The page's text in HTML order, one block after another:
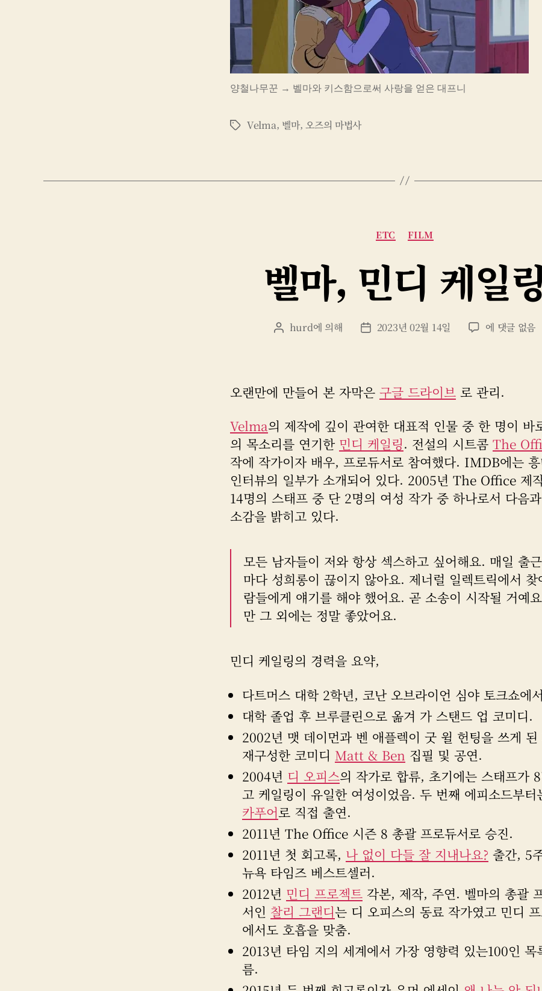
양철나무꾼 → 벨마와 키스함으로써 사랑을 얻은 대프니
태
Velma, 벨마,오즈의 마법사
카
테
리
ETC FILM
벨마, 민디 케일링
게
성
자
hurd에 의해
게
짜
2023년 02월 14일
벨
케
일
에 댓글 없음
오랜만에 만들어 본 자막은 구글 드라이브 로 관리.
Velma의 제작에 깊이 관여한 대표적 인물 중 한 명이 바
의 목소리를 연기한 민디 케일링. 전설의 시트콤 The
작에 작가이자 배우, 프로듀서로 참여했다. IMDB에는
인터뷰의 일부가 소개되어 있다. 2005년 The Office 제
14명의 스태프 중 단 2명의 여성 작가 중 하나로서 다음
소감을 밝히고 있다.
모든 남자들이 저와 항상 섹스하고 싶어해요. 매일 출
마다 성희롱이 끊이지 않아요. 제너럴 일렉트릭에서 찾
람들에게 얘기를 해야 했어요. 곧 소송이 시작될 거예
만 그 외에는 정말 좋았어요.
민디 케일링의 경력을 요약,
다트머스 대학 2학년, 코난 오브라이언 심야 토크쇼에
대학 졸업 후 브루클린으로 옮겨 가 스탠드 업 코미디.
2002년 맷 데이먼과 벤 애플렉이 굿 윌 헌팅을 쓰게 된
재구성한 코미디 Matt & Ben 집필 및 공연.
2004년 디 오피스의 작가로 합류, 초기에는 스태프가
고 케일링이 유일한 여성이었음. 두 번째 에피소드부터
카푸어로 직접 출연.
2011년 The Office 시즌 8 총괄 프로듀서로 승진.
2011년 첫 회고록, 나 없이 다들 잘 지내나요? 출간, 5
뉴욕 타임즈 베스트셀러.
2012년 민디 프로젝트 각본, 제작, 주연. 벨마의 총괄
서인 찰리 그랜디는 디 오피스의 동료 작가였고 민디
에서도 호흡을 맞춤.
2013년 타임 지의 세계에서 가장 영향력 있는100인 목
름.